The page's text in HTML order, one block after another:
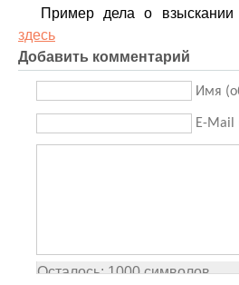
Пример дела о взыскании
здесь
Добавить комментарий
Имя
E-Mail
Осталось:1000символов